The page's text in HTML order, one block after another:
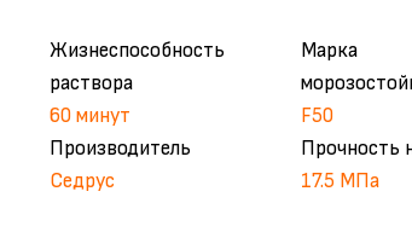
Жизнеспособность
раствора
60 минут
Марка
F50
Производитель
Седрус
Прочность
17.5 МПа